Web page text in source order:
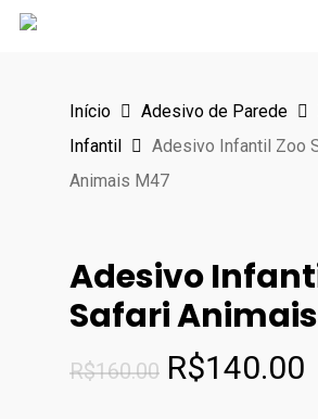
Skip
Início Adesivo de Parede
Infantil
Adesivo Infantil Zoo
Animais M47
Adesivo
Safari
R$160.00 O
R$140.00